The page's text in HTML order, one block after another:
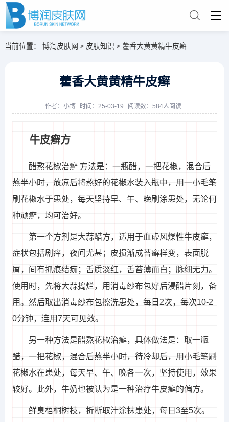
当前位置： 博润皮肤网 > 皮肤知识 > 藿香大黄黄精牛皮癣
藿香大黄黄精牛皮癣
作者： 小博 时间：25-03-19 阅读数：584人阅读
牛皮癣方
醋熬花椒治癣 方法是：一瓶醋，一把花椒，混合后
熬半小时，放凉后将熬好的花椒水装入瓶中，用一小毛笔
刷花椒水于患处，每天坚持早、午、晚刷涂患处，无论何
种顽癣，均可治好。
第一个方剂是大蒜醋方，适用于血虚风燥性牛皮癣，
症状包括剧痒，夜间尤甚；皮损渐成苔癣样变，表面脱
屑，间有抓痕结痂；舌质淡红，舌苔薄而白；脉细无力。
使用时，先将大蒜捣烂，用消毒纱布包好后浸醋片刻，备
用。然后取出消毒纱布包擦洗患处，每日2次，每次10-2
0分钟，连用7天可见效。
另一种方法是醋熬花椒治癣，具体做法是：取一瓶
醋，一把花椒，混合后熬半小时，待冷却后，用小毛笔刷
花椒水在患处，每天早、午、晚各一次，坚持使用，效果
较好。此外，牛奶也被认为是一种治疗牛皮癣的偏方。
鲜臭梧桐树枝，折断取汁涂抹患处，每日3至5次。